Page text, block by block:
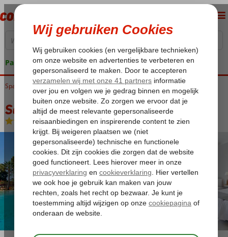
Pakketgarantie
Home
Spanje Costa del Sol Estepona Sol Marbella Estepona Atalaya Park
Sol Marbella Estepona Atalaya Park
Logies en ontbijt -Hotel